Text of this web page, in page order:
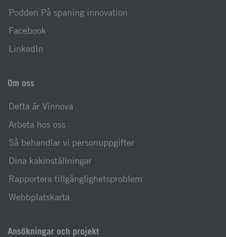
Podden På spaning innovation
Facebook
LinkedIn
Om oss
Detta är Vinnova
Arbeta hos oss
Så behandlar vi personuppgifter
Dina kakinställningar
Rapportera tillgänglighetsproblem
Webbplatskarta
Ansökningar och projekt